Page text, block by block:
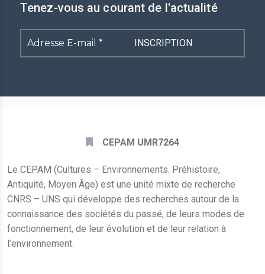
Tenez-vous au courant de l'actualité
Adresse
E-
CEPAM UMR7264
Le CEPAM (Cultures – Environnements. Préhistoire,
Antiquité, Moyen Âge) est une unité mixte de recherche
CNRS – UNS qui développe des recherches autour de la
connaissance des sociétés du passé, de leurs modes de
fonctionnement, de leur évolution et de leur relation à
l’environnement.